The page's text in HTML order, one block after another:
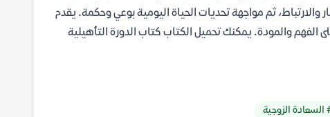
والارتباط، ثم مواجهة تحديات الحياة اليومية بوعي وحكمة. يقدم
الفهم والمودة. يمكنك تحميل الكتاب كتاب الدورة التأهيلية
السعادة الزوجية